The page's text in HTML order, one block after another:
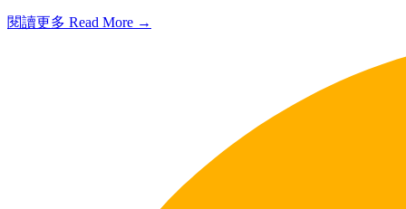
閱讀更多 Read More →